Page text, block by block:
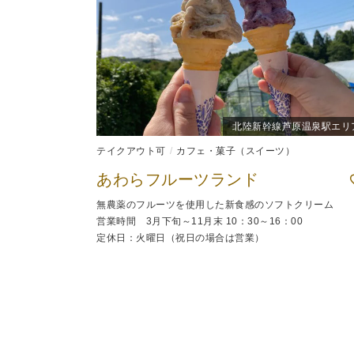
北陸新幹線芦原温泉駅エリ
テイクアウト可 カフェ・菓子（スイーツ）
あわらフルーツランド
無農薬のフルーツを使用した新食感のソフトクリーム
営業時間 3月下旬～11月末 10：30～16：00
定休日：火曜日（祝日の場合は営業）